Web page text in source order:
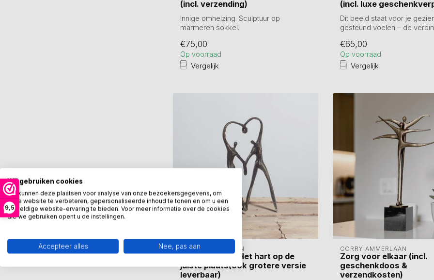
9,5
(incl. verzending)
Innige omhelzing. Sculptuur op
marmeren sokkel.
€75,00
Op voorraad
Vergelijk
(incl. luxe
Dit beeld staat voor je
gesteund voelen – de
€65,00
Op voorraad
Vergelijk
GER VAN TANKEREN
Bronzen beeld Het hart op de
juiste plaats(ook grotere versie
leverbaar)
CORRY AMMERLAAN
Zorg voor elkaar (incl.
geschenkdoos &
verzendkosten)
Wij gebruiken cookies
We kunnen deze plaatsen voor analyse van onze bezoekersgegevens, om
onze website te verbeteren, gepersonaliseerde inhoud te tonen en om u een
geweldige website-ervaring te bieden. Voor meer informatie over de cookies
die we gebruiken opent u de instellingen.
Accepteer alles Nee, pas aan